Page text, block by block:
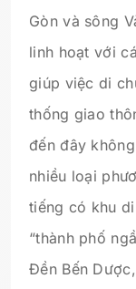
Gòn và sông
linh hoạt với
giúp việc di
thống giao
đến đây
nhiều loại
tiếng có khu
“thành phố
Đền Bến